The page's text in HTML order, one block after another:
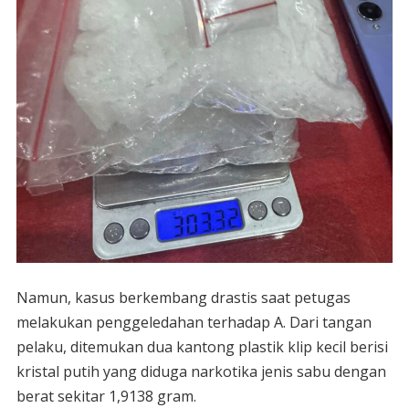
Namun, kasus berkembang drastis saat petugas
melakukan penggeledahan terhadap A. Dari tangan
pelaku, ditemukan dua kantong plastik klip kecil berisi
kristal putih yang diduga narkotika jenis sabu dengan
berat sekitar 1,9138 gram.